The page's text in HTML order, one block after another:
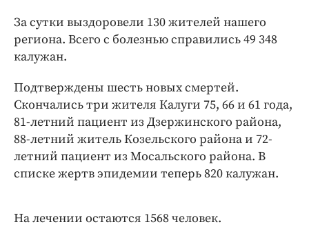
Работодатель года
За сутки выздоровели 130 жителей нашего
региона. Всего с болезнью справились 49 348
калужан.
Подтверждены шесть новых смертей.
Скончались три жителя Калуги 75, 66 и 61 года,
81-летний пациент из Дзержинского района,
88-летний житель Козельского района и 72-
летний пациент из Мосальского района. В
списке жертв эпидемии теперь 820 калужан.
На лечении остаются 1568 человек.